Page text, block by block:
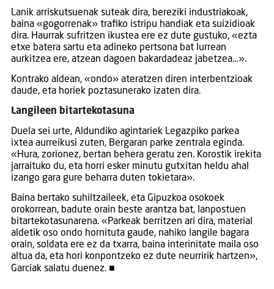
Lanik arriskutsuenak suteak dira, bereziki industriakoak,
baina «gogorrenak» trafiko istripu handiak eta suizidioak
dira. Haurrak sufritzen ikustea ere ez dute gustuko, «ezta
etxe batera sartu eta adineko pertsona bat lurrean
aurkitzea ere, atzean dagoen bakardadeaz jabetzea…».
Kontrako aldean, «ondo» ateratzen diren interbentzioak
daude, eta horiek poztasunerako izaten dira.
Langileen bitartekotasuna
Duela sei urte, Aldundiko agintariek Legazpiko parkea
ixtea aurreikusi zuten, Bergaran parke zentrala eginda.
«Hura, zorionez, bertan behera geratu zen. Korostik irekita
jarraituko du, eta horri esker minutu gutxitan heldu ahal
izango gara gure beharra duten tokietara».
Baina bertako suhiltzaileek, eta Gipuzkoa osokoek
orokorrean, badute orain beste arantza bat, lanpostuen
bitartekotasunarena. «Parkeak berritzen ari dira, material
aldetik oso ondo hornituta gaude, nahiko langile bagara
orain, soldata ere ez da txarra, baina interinitate maila oso
altua da, eta hori konpontzeko ez dute neurririk hartzen»,
Garciak salatu duenez. ■